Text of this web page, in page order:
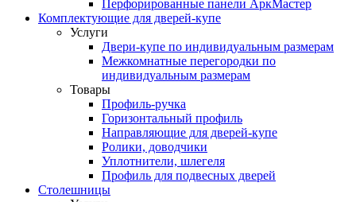
Перфорированные панели АркМастер
Комплектующие для дверей-купе
Услуги
Двери-купе по индивидуальным размерам
Межкомнатные перегородки по
индивидуальным размерам
Товары
Профиль-ручка
Горизонтальный профиль
Направляющие для дверей-купе
Ролики, доводчики
Уплотнители, шлегеля
Профиль для подвесных дверей
Столешницы